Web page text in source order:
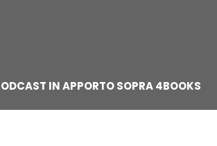
IN APPORTO SOPRA 4BOOKS